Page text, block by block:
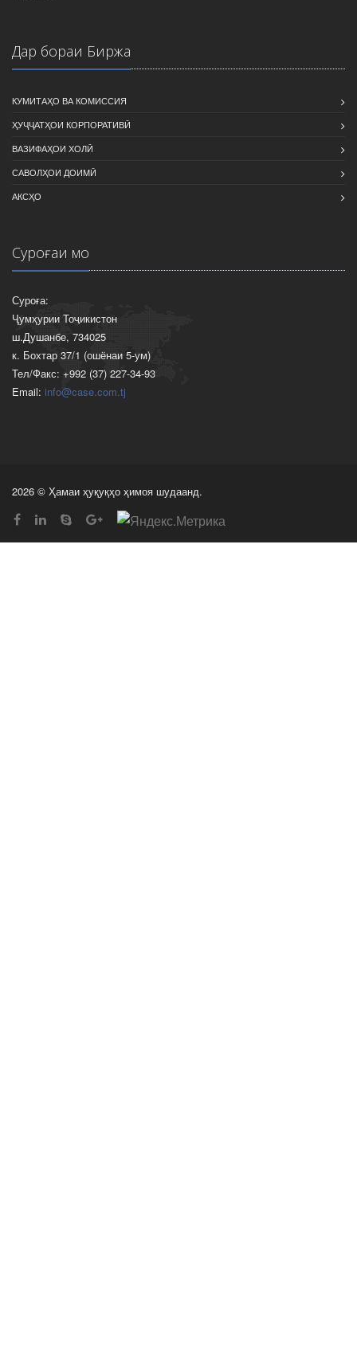
Дар бораи Биржа
КУМИТАҲО ВА КОМИССИЯ
ҲУҶҶАТҲОИ КОРПОРАТИВӢ
ВАЗИФАҲОИ ХОЛӢ
САВОЛҲОИ ДОИМӢ
АКСҲО
Суроғаи мо
Суроға:
Ҷумҳурии Тоҷикистон
ш.Душанбе, 734025
к. Бохтар 37/1 (ошёнаи 5-ум)
Тел/Факс: +992 (37) 227-34-93
Email: info@case.com.tj
2026 © Ҳамаи ҳуқуқҳо ҳимоя шудаанд.